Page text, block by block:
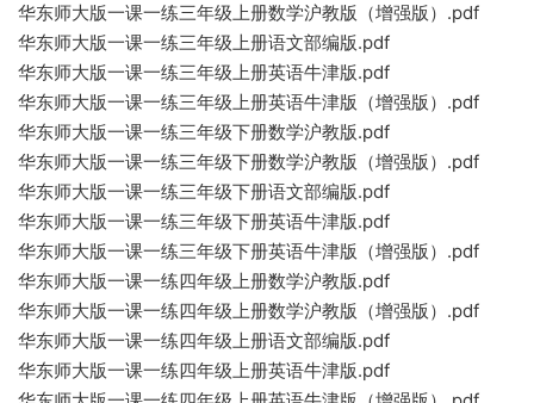
华东师大版一课一练三年级上册数学沪教版（增强版）.pdf
华东师大版一课一练三年级上册语文部编版.pdf
华东师大版一课一练三年级上册英语牛津版.pdf
华东师大版一课一练三年级上册英语牛津版（增强版）.pdf
华东师大版一课一练三年级下册数学沪教版.pdf
华东师大版一课一练三年级下册数学沪教版（增强版）.pdf
华东师大版一课一练三年级下册语文部编版.pdf
华东师大版一课一练三年级下册英语牛津版.pdf
华东师大版一课一练三年级下册英语牛津版（增强版）.pdf
华东师大版一课一练四年级上册数学沪教版.pdf
华东师大版一课一练四年级上册数学沪教版（增强版）.pdf
华东师大版一课一练四年级上册语文部编版.pdf
华东师大版一课一练四年级上册英语牛津版.pdf